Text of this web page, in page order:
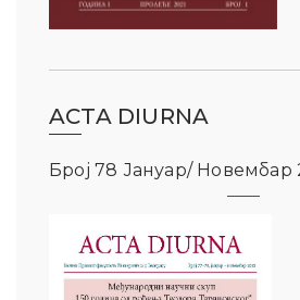
ACTA DIURNA
Број 78 Јануар/ Новембар